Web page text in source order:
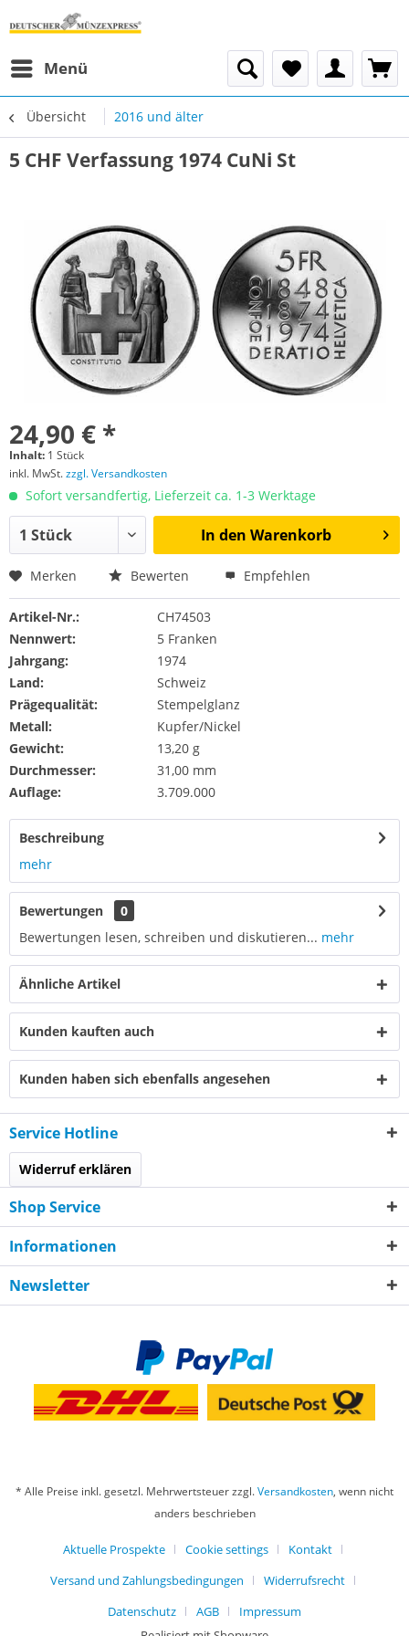
Menü
Übersicht 2016 und älter
5 CHF Verfassung 1974 CuNi St
24,90 € *
Inhalt: 1 Stück
inkl. MwSt.zzgl. Versandkosten
Sofort versandfertig, Lieferzeit ca. 1-3 Werktage
In den Warenkorb
Merken Bewerten Empfehlen
Artikel-Nr.:
CH74503
Nennwert:
5 Franken
Jahrgang:
1974
Land:
Schweiz
Prägequalität:
Stempelglanz
Metall:
Kupfer/Nickel
Gewicht:
13,20 g
Durchmesser:
31,00 mm
Auflage:
3.709.000
Beschreibung
mehr
Bewertungen
0
Bewertungen lesen, schreiben und diskutieren... mehr
Ähnliche Artikel
Kunden kauften auch
Kunden haben sich ebenfalls angesehen
Service Hotline
Widerruf erklären
Shop Service
Informationen
Newsletter
* Alle Preise inkl. gesetzl. Mehrwertsteuer zzgl.Versandkosten, wenn nicht
anders beschrieben
Aktuelle Prospekte Cookie settings
Kontakt
Versand und Zahlungsbedingungen
Widerrufsrecht
Datenschutz
AGB
Impressum